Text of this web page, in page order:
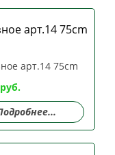
арт.14 75сm